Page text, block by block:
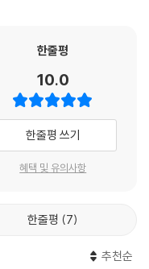
하면서도 세부적인 풍속 묘
에 전력투구한 개성 지방 특
연출, 최불암, 채시라, 김상
했다.
아름다운 유작
일주기에 맞춰, 생전에 작
박완서 소설전집 결정판」
」은 2011년 10월 20일 작가
작품인 『나목』부터 독자
한줄평
10.0
한줄평 쓰기
혜택 및 유의사항
한줄평 7
추천순